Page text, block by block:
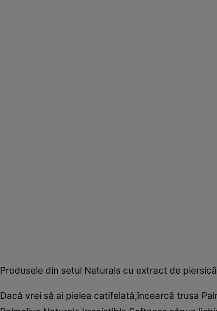
Produsele din setul Naturals cu extract de
Dacă vrei să ai pielea catifelată,încearcă trusa